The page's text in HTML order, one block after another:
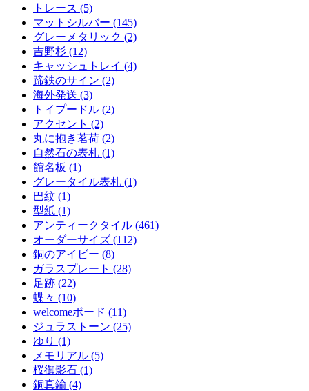
トレース (5)
マットシルバー (145)
グレーメタリック (2)
吉野杉 (12)
キャッシュトレイ (4)
蹄鉄のサイン (2)
海外発送 (3)
トイプードル (2)
アクセント (2)
丸に抱き茗荷 (2)
自然石の表札 (1)
館名板 (1)
グレータイル表札 (1)
巴紋 (1)
型紙 (1)
アンティークタイル (461)
オーダーサイズ (112)
銅のアイビー (8)
ガラスプレート (28)
足跡 (22)
蝶々 (10)
welcomeボード (11)
ジュラストーン (25)
ゆり (1)
メモリアル (5)
桜御影石 (1)
銅真鍮 (4)